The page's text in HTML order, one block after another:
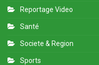
Reportage Video
Santé
Societe & Region
Sports